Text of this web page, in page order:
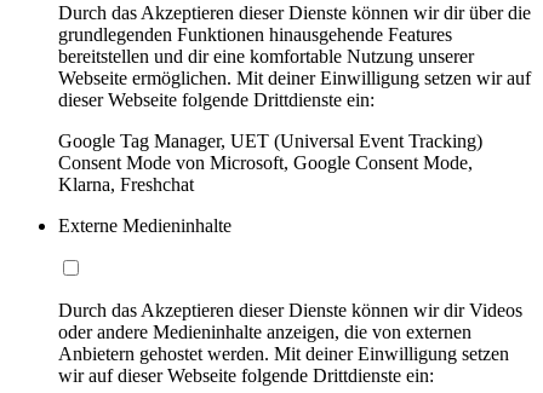
Durch das Akzeptieren dieser Dienste können wir dir über die
grundlegenden Funktionen hinausgehende Features
bereitstellen und dir eine komfortable Nutzung unserer
Webseite ermöglichen. Mit deiner Einwilligung setzen wir auf
dieser Webseite folgende Drittdienste ein:
Google Tag Manager, UET (Universal Event Tracking)
Consent Mode von Microsoft, Google Consent Mode,
Klarna, Freshchat
Externe Medieninhalte
Durch das Akzeptieren dieser Dienste können wir dir Videos
oder andere Medieninhalte anzeigen, die von externen
Anbietern gehostet werden. Mit deiner Einwilligung setzen
wir auf dieser Webseite folgende Drittdienste ein: